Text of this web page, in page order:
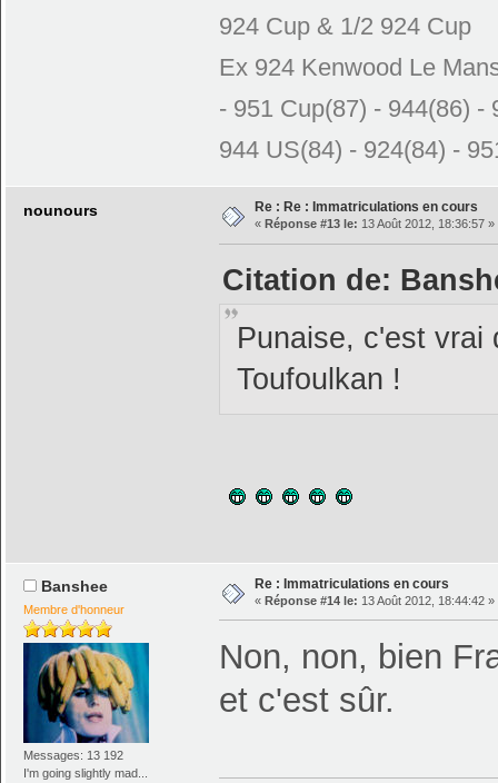
924 Cup & 1/2 924 Cup
Ex 924 Kenwood Le
- 951 Cup(87) - 944(86) -
944 US(84) - 924(84) -
nounours Re : Re : Immatriculations en cours
« Réponse #13 le: 13 Août 2012, 18:36:57 »
Citation de:
Punaise, c'est
Toufoulkan !
Banshee
Membre d'honneur
Messages: 13 192
I'm going slightly mad...
Re : Immatriculations en cours
« Réponse #14 le: 13 Août 2012, 18:44:42 »
Non, non, bien
et c'est sûr.